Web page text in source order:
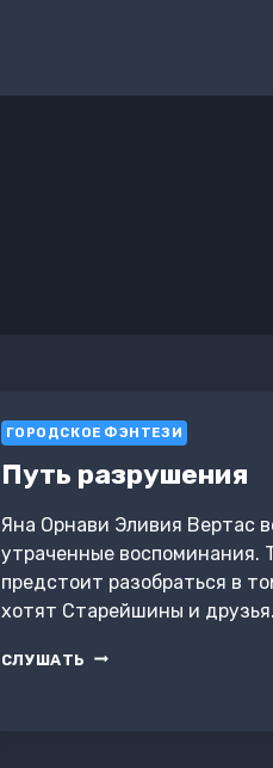
ГОРОДСКОЕ ФЭНТЕЗИ
Путь разрушения
Яна Орнави Эливия Вертас
утраченные воспоминания.
предстоит разобраться в
хотят Старейшины и
СЛУШАТЬ ПУТЬ